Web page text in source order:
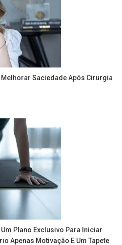
Saciedade Após Cirurgia
Plano Exclusivo Para Iniciar
Apenas Motivação E Um Tapete